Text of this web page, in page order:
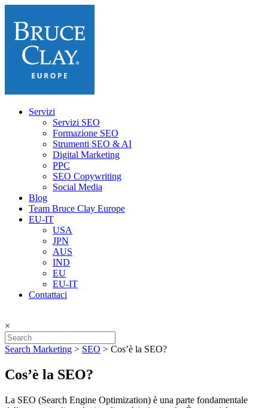
Servizi
Servizi SEO
Formazione SEO
Strumenti SEO & AI
Digital Marketing
PPC
SEO Copywriting
Social Media
Blog
Team Bruce Clay Europe
EU-IT
USA
JPN
AUS
IND
EU
EU-IT
Contattaci
×
Search Marketing > SEO > Cos’è la SEO?
Cos’è la SEO?
La SEO (Search Engine Optimization) è una parte fondamentale